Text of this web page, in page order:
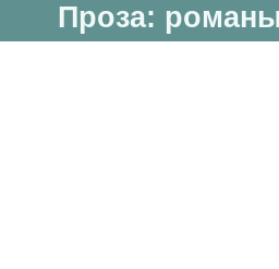
Проза: